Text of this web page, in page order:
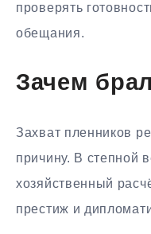
проверять
обещания.
Зачем
Захват пленников
причину. В степной
хозяйственный
престиж и